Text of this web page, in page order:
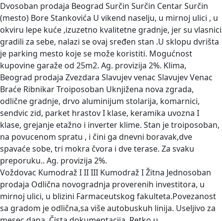
Dvosoban prodaja Beograd Surčin Surčin Centar Surčin
(mesto) Bore Stankovića U vikend naselju, u mirnoj ulici , u
okviru lepe kuće ,izuzetno kvalitetne gradnje, jer su vlasnici
gradili za sebe, nalazi se ovaj sređen stan .U sklopu dvrišta
je parking mesto koje se može koristiti. Mogućnost
kupovine garaže od 25m2. Ag. provizija 2%. Klima,
Beograd prodaja Zvezdara Slavujev venac Slavujev Venac
Braće Ribnikar Troiposoban Uknjižena nova zgrada,
odlične gradnje, drvo aluminijum stolarija, komarnici,
sendvic zid, parket hrastov I klase, keramika uvozna I
klase, grejanje etažno i inverter klime. Stan je troiposoban,
na povucenom spratu , i čini ga dnevni boravak,dve
spavaće sobe, tri mokra čvora i dve terase. Za svaku
preporuku.. Ag. provizija 2%.
Voždovac Kumodraž I II III Kumodraž I Žitna Jednosoban
prodaja Odlična novogradnja proverenih investitora, u
mirnoj ulici, u blizini Farmaceutskog fakulteta.Povezanost
sa gradom je odlična,sa više autobuskuh linija. Useljivo za